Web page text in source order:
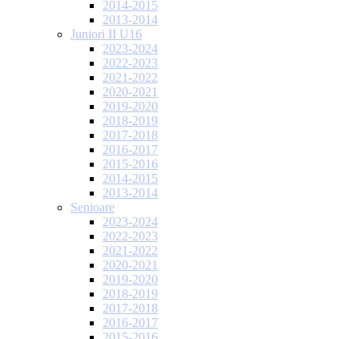
2014-2015
2013-2014
Juniori II U16
2023-2024
2022-2023
2021-2022
2020-2021
2019-2020
2018-2019
2017-2018
2016-2017
2015-2016
2014-2015
2013-2014
Senioare
2023-2024
2022-2023
2021-2022
2020-2021
2019-2020
2018-2019
2017-2018
2016-2017